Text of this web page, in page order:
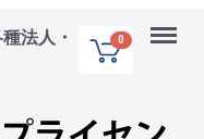
法人・
0